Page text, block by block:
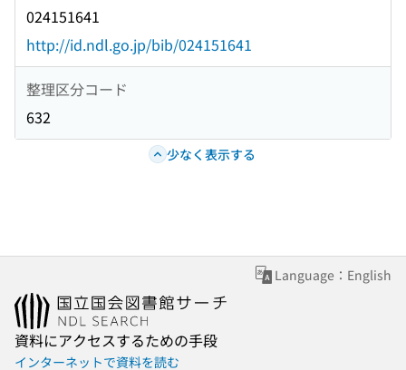
024151641
http://id.ndl.go.jp/bib/024151641
整理区分コード
632
少なく表示する
Language：English
資料にアクセスするための手段
インターネットで資料を読む